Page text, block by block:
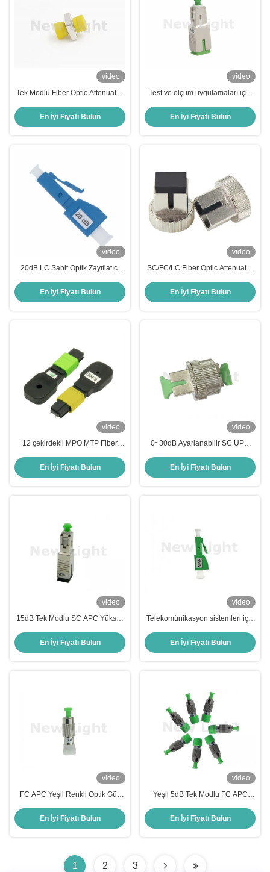
video
Tek Modlu Fiber Optic Attenuator,
Bağlantıları için Basit Yapı
En İyi Fiyatı Bulun
video
Test ve ölçüm uygulamaları için
Attenuator Single Mode
En İyi Fiyatı Bulun
video
20dB LC Sabit Optik Zayıflatıcı
Uygulamaları İçin)
En İyi Fiyatı Bulun
video
SC/FC/LC Fiber Optic Attenuator
Sistemler için ROHS Sertifikası
En İyi Fiyatı Bulun
video
12 çekirdekli MPO MTP Fiber
uygulamaları için 1-30 dB
Attenuation
En İyi Fiyatı Bulun
video
0~30dB Ayarlanabilir SC UPC
Zayıflatıcı Flanşlı Ayarlanabilir
En İyi Fiyatı Bulun
video
15dB Tek Modlu SC APC Yüksek
Attenuator
En İyi Fiyatı Bulun
video
Telekomünikasyon sistemleri için
Optik Attenuator
En İyi Fiyatı Bulun
video
FC APC Yeşil Renkli Optik Güç
Attenuator
En İyi Fiyatı Bulun
video
Yeşil 5dB Tek Modlu FC APC
Attenuation için Kadından Erkeğe
En İyi Fiyatı Bulun
1 2 3